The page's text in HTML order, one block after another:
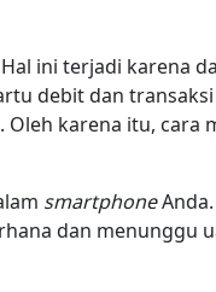
ini terjadi karena
debit dan
karena itu, cara
smartphone
dan menunggu